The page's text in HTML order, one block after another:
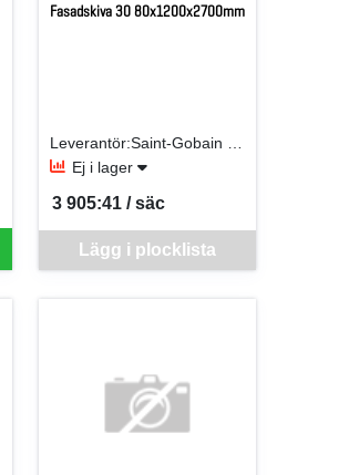
Fasadskiva 30 80x1200x2700mm
Ej i lager
Lägg i plocklista
3 905:41 / säc
SEK per SÄC